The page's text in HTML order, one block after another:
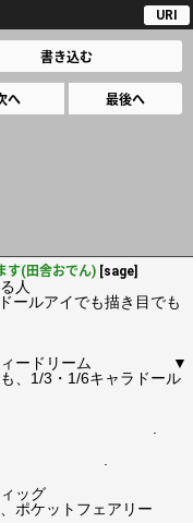
URI
書き込む
へ 最後へ
す(田舎おでん) [sage]
人
ールアイでも描き目でも
ルフィードリーム ▼
、1/3・1/6キャラドール
60、1/6素体 .
、靴、ウィッグ
ポケットフェアリー